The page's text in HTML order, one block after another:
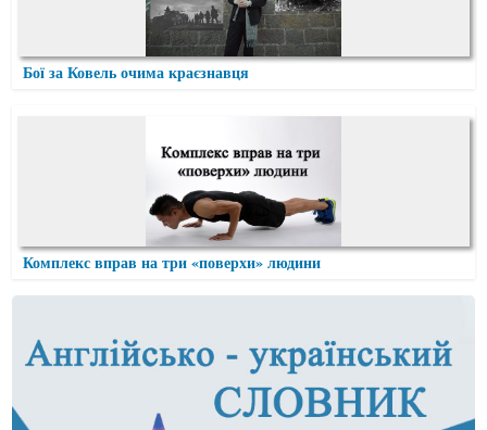
Бої за Ковель очима краєзнавця
Комплекс вправ на три «поверхи» людини